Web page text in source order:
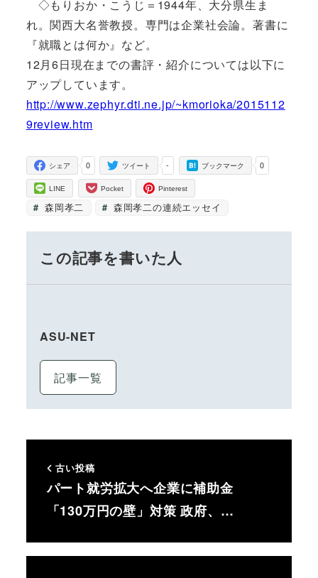
◇もりおか・こうじ＝1944年、大分県生ま
れ。関西大名誉教授。専門は企業社会論。著書に
『就職とは何か』など。
12月6日現在までの書評・紹介については以下に
アップしています。
http://www.zephyr.dti.ne.jp/~kmorioka/2015112
9review.htm
0
シェア -
ツイート 0
ブックマーク
LINE Pocket Pinterest
森岡孝二 森岡孝二の連続エッセイ
この記事を書いた人
ASU-NET
記事一覧
古い投稿
パート就労拡大へ企業に補助金
「130万円の壁」対策 政府、…